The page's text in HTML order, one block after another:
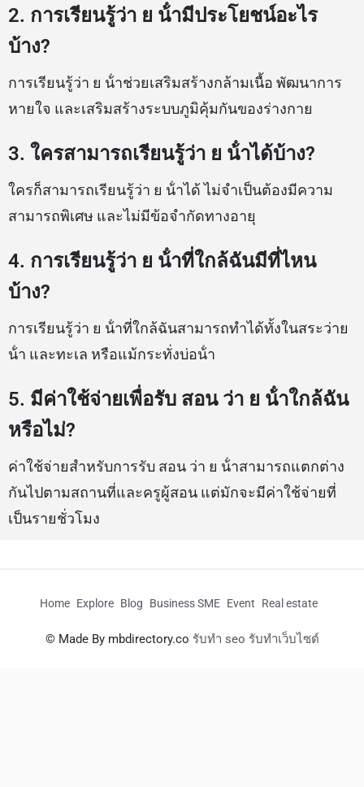
2. การเรียนรู้ว่า ย น้ํามีประโยชน์อะไร
บ้าง?
การเรียนรู้ว่า ย น้ําช่วยเสริมสร้างกล้ามเนื้อ พัฒนาการ
หายใจ และเสริมสร้างระบบภูมิคุ้มกันของร่างกาย
3. ใครสามารถเรียนรู้ว่า ย น้ําได้บ้าง?
ใครก็สามารถเรียนรู้ว่า ย น้ําได้ ไม่จำเป็นต้องมีความ
สามารถพิเศษ และไม่มีข้อจำกัดทางอายุ
4. การเรียนรู้ว่า ย น้ําที่ใกล้ฉันมีที่ไหน
บ้าง?
การเรียนรู้ว่า ย น้ําที่ใกล้ฉันสามารถทำได้ทั้งในสระว่าย
น้ํา และทะเล หรือแม้กระทั่งบ่อน้ํา
5. มีค่าใช้จ่ายเพื่อรับ สอน ว่า ย น้ําใกล้ฉัน
หรือไม่?
ค่าใช้จ่ายสำหรับการรับ สอน ว่า ย น้ําสามารถแตกต่าง
กันไปตามสถานที่และครูผู้สอน แต่มักจะมีค่าใช้จ่ายที่
เป็นรายชั่วโมง
Home Explore Blog Business SME Event Real estate
© Made By mbdirectory.co รับทำ seo รับทำเว็บไซต์